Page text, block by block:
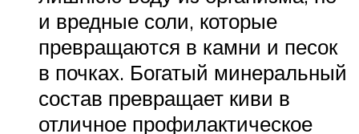
и вредные соли, которые
превращаются в камни и песок
в почках. Богатый минеральный
состав превращает киви в
отличное профилактическое